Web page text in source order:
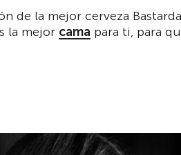
de la mejor cerveza
la mejor cama para ti, para